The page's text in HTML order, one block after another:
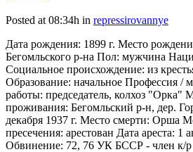
Posted at 08:34h in repressirovannye
Дата рождения: 1899 г. Место
Бегомльского р-на Пол: мужчина
Социальное происхождение: из
Образование: начальное Профессия /
работы: председатель, колхоз "Орка"
проживания: Бегомльский р-н, дер.
декабря 1937 г. Место смерти: Орша
пресечения: арестован Дата ареста: 1
Обвинение: 72, 76 УК БССР - член к/р